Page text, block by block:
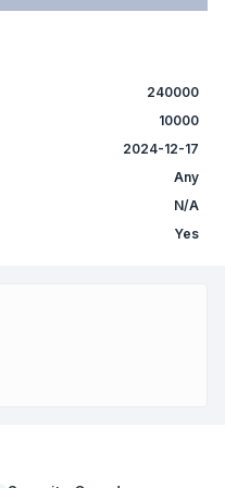
240000
10000
2024-12-17
Any
N/A
Yes